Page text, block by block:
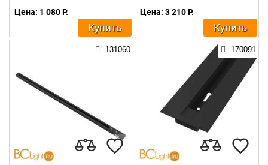
Цена: 1 080 Р.
Купить
Цена: 3 210 Р.
Купить
131060 170091